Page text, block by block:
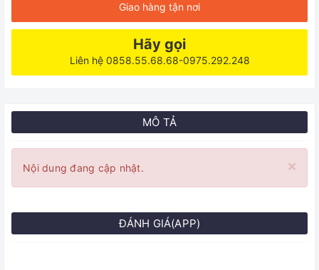
Giao hàng tận nơi
Hãy gọi
Liên hệ 0858.55.68.68-0975.292.248
MÔ TẢ
×
Nội dung đang cập nhật.
ĐÁNH GIÁ(APP)